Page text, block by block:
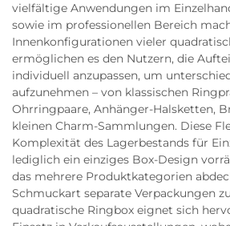
vielfältige Anwendungen im
sowie im professionellen Bereich
Innenkonfigurationen vieler
ermöglichen es den Nutzern, die
individuell anzupassen, um
aufzunehmen – von klassischen
Ohrringpaare, Anhänger-Halsketten,
kleinen Charm-Sammlungen. Diese
Komplexität des Lagerbestands für
lediglich ein einziges Box-Design
das mehrere Produktkategorien
Schmuckart separate Verpackungen
quadratische Ringbox eignet sich